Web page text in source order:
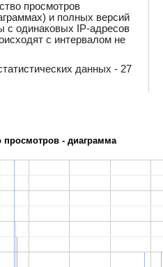
просмотров
и полных версий
с одинаковых IP-адресов
с интервалом не
данных - 27
просмотров - диаграмма